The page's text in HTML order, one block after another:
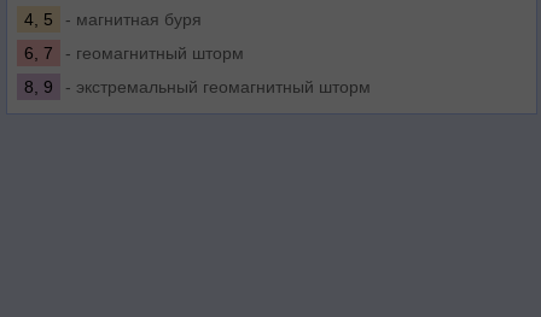
4, 5
- магнитная буря
6, 7
- геомагнитный шторм
8, 9
- экстремальный геомагнитный шторм